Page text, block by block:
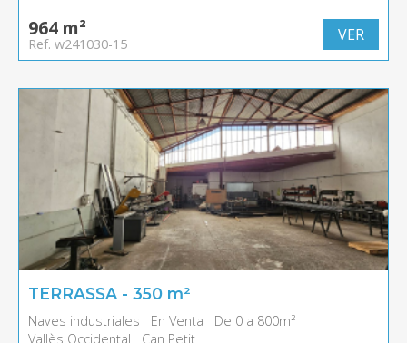
964 m²
Ref. w241030-15 VER
TERRASSA - 350 m²
Naves industriales En Venta
De 0 a 800m²
Vallès Occidental
Can Petit